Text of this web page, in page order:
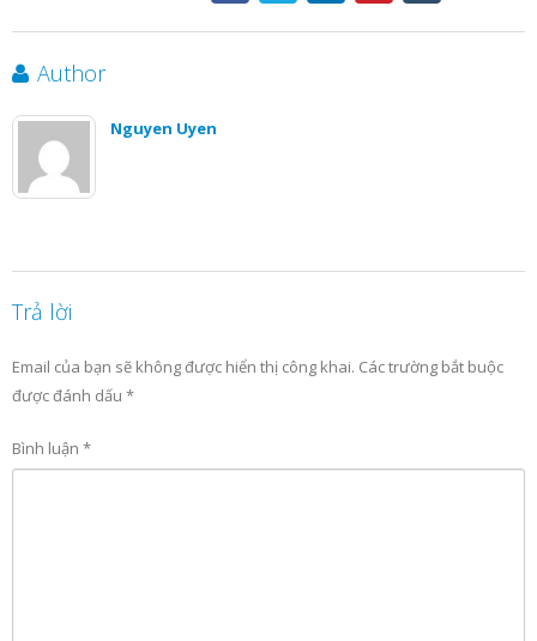
Author
Nguyen Uyen
Trả lời
Email của bạn sẽ không được hiển thị công khai. Các trường bắt buộc
được đánh dấu *
Bình luận *